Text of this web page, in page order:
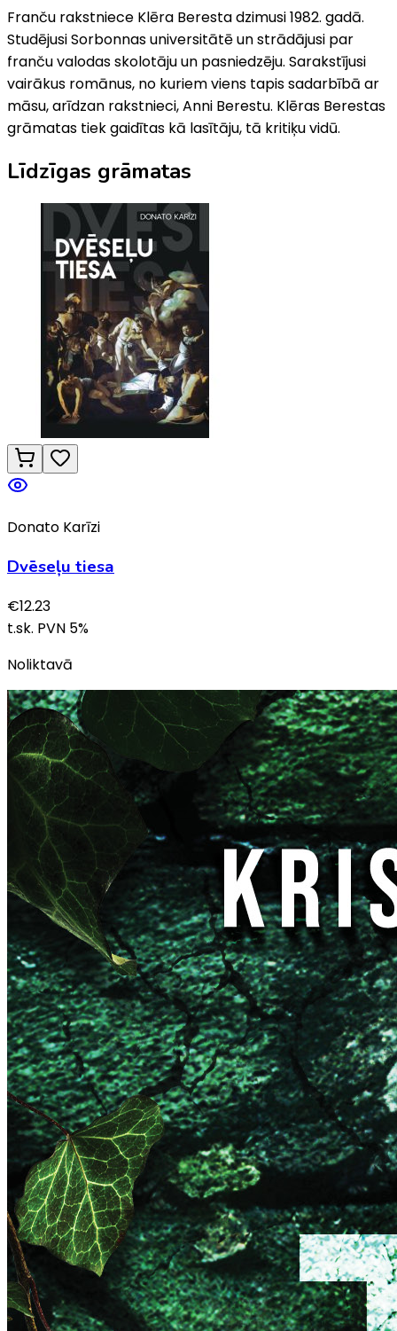
Franču rakstniece Klēra Beresta dzimusi 1982. gadā.
Studējusi Sorbonnas universitātē un strādājusi par
franču valodas skolotāju un pasniedzēju. Sarakstījusi
vairākus romānus, no kuriem viens tapis sadarbībā ar
māsu, arīdzan rakstnieci, Anni Berestu. Klēras Berestas
grāmatas tiek gaidītas kā lasītāju, tā kritiķu vidū.
Līdzīgas grāmatas
Donato Karīzi
Dvēseļu tiesa
€12.23
t.sk. PVN 5%
Noliktavā